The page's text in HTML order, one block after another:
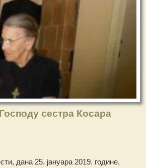
сестра Косара
дана 25. јануара 2019. године,